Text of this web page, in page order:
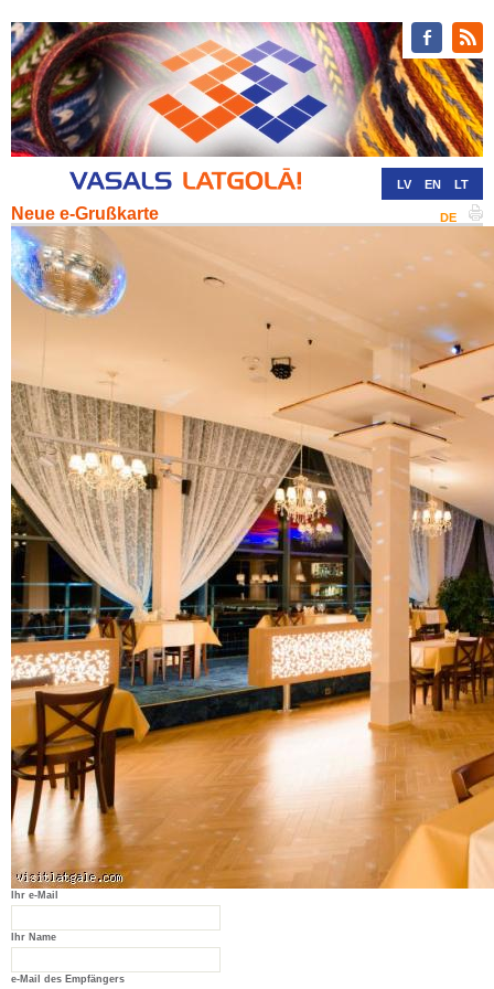
LV EN LT
DE
Neue e-Grußkarte
Ihr e-Mail
Ihr Name
e-Mail des Empfängers